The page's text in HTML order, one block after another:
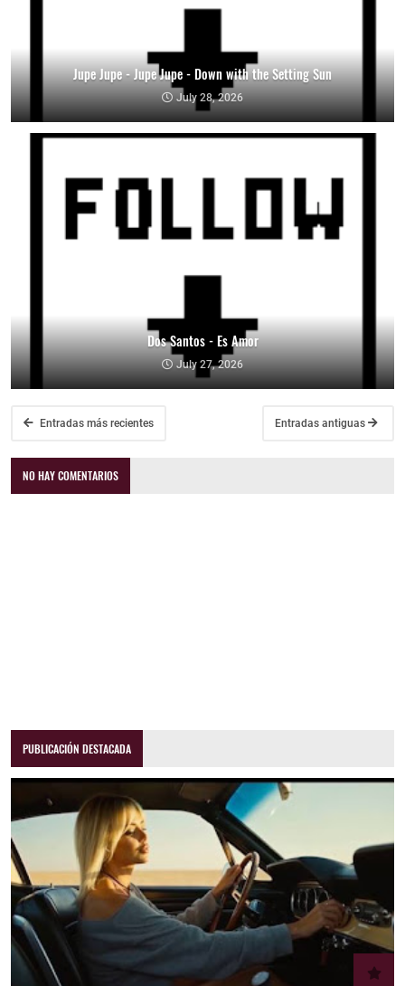
Jupe Jupe - Jupe Jupe - Down with the Setting Sun
July 28, 2026
Dos Santos - Es Amor
July 27, 2026
Entradas más recientes Entradas antiguas
NO HAY COMENTARIOS
PUBLICACIÓN DESTACADA